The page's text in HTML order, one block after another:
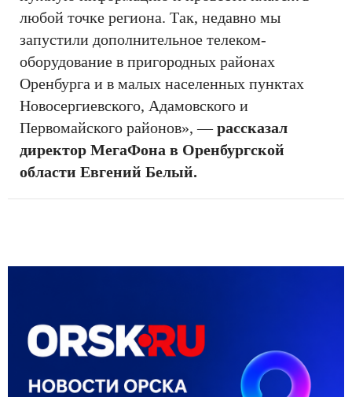
любой точке региона. Так, недавно мы
запустили дополнительное телеком-
оборудование в пригородных районах
Оренбурга и в малых населенных пунктах
Новосергиевского, Адамовского и
Первомайского районов», —рассказал
директор МегаФона в Оренбургской
области Евгений Белый.